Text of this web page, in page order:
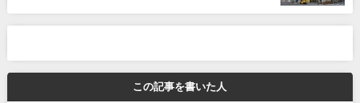
この記事を書いた人